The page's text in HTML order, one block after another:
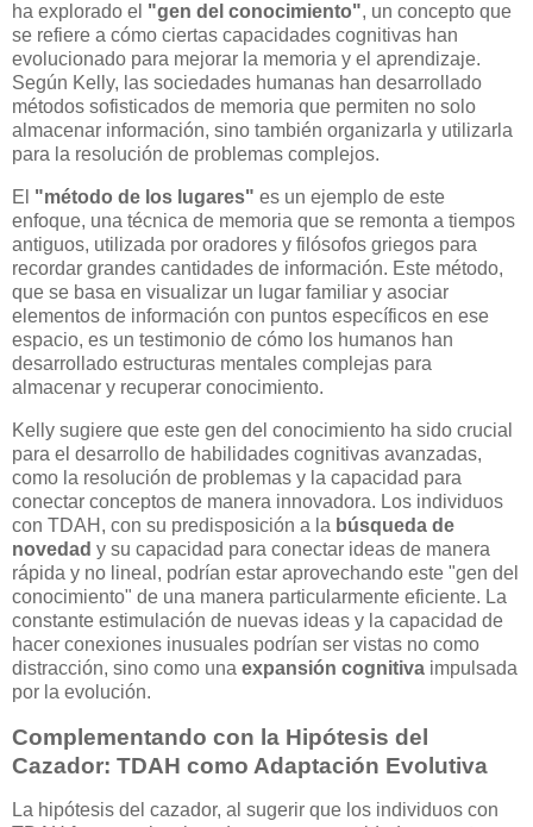
ha explorado el "gen del conocimiento", un concepto que
se refiere a cómo ciertas capacidades cognitivas han
evolucionado para mejorar la memoria y el aprendizaje.
Según Kelly, las sociedades humanas han desarrollado
métodos sofisticados de memoria que permiten no solo
almacenar información, sino también organizarla y utilizarla
para la resolución de problemas complejos.
El "método de los lugares" es un ejemplo de este
enfoque, una técnica de memoria que se remonta a tiempos
antiguos, utilizada por oradores y filósofos griegos para
recordar grandes cantidades de información. Este método,
que se basa en visualizar un lugar familiar y asociar
elementos de información con puntos específicos en ese
espacio, es un testimonio de cómo los humanos han
desarrollado estructuras mentales complejas para
almacenar y recuperar conocimiento.
Kelly sugiere que este gen del conocimiento ha sido crucial
para el desarrollo de habilidades cognitivas avanzadas,
como la resolución de problemas y la capacidad para
conectar conceptos de manera innovadora. Los individuos
con TDAH, con su predisposición a la búsqueda de
novedad y su capacidad para conectar ideas de manera
rápida y no lineal, podrían estar aprovechando este "gen del
conocimiento" de una manera particularmente eficiente. La
constante estimulación de nuevas ideas y la capacidad de
hacer conexiones inusuales podrían ser vistas no como
distracción, sino como una expansión cognitiva impulsada
por la evolución.
Complementando con la Hipótesis del
Cazador: TDAH como Adaptación Evolutiva
La hipótesis del cazador, al sugerir que los individuos con